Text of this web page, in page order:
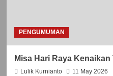
PENGUMUMAN
Misa Hari Raya
Lulik Kurnianto 11 May 2026